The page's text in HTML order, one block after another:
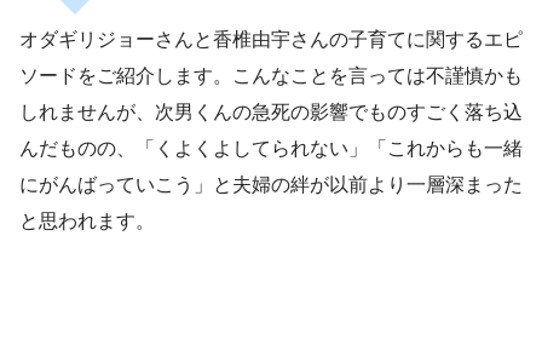
オダギリジョーさんと香椎由宇さんの子育てに関するエピ
ソードをご紹介します。こんなことを言っては不謹慎かも
しれませんが、次男くんの急死の影響でものすごく落ち込
んだものの、「くよくよしてられない」「これからも一緒
にがんばっていこう」と夫婦の絆が以前より一層深まった
と思われます。